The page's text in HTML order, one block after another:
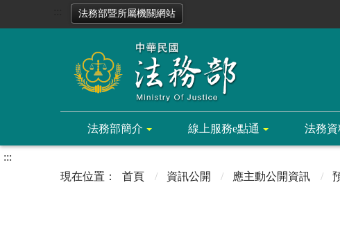
法務部暨所屬機關網站
法務部簡介 線上服務e點通 法務
:::
首頁
資訊公開 應主動公開資訊